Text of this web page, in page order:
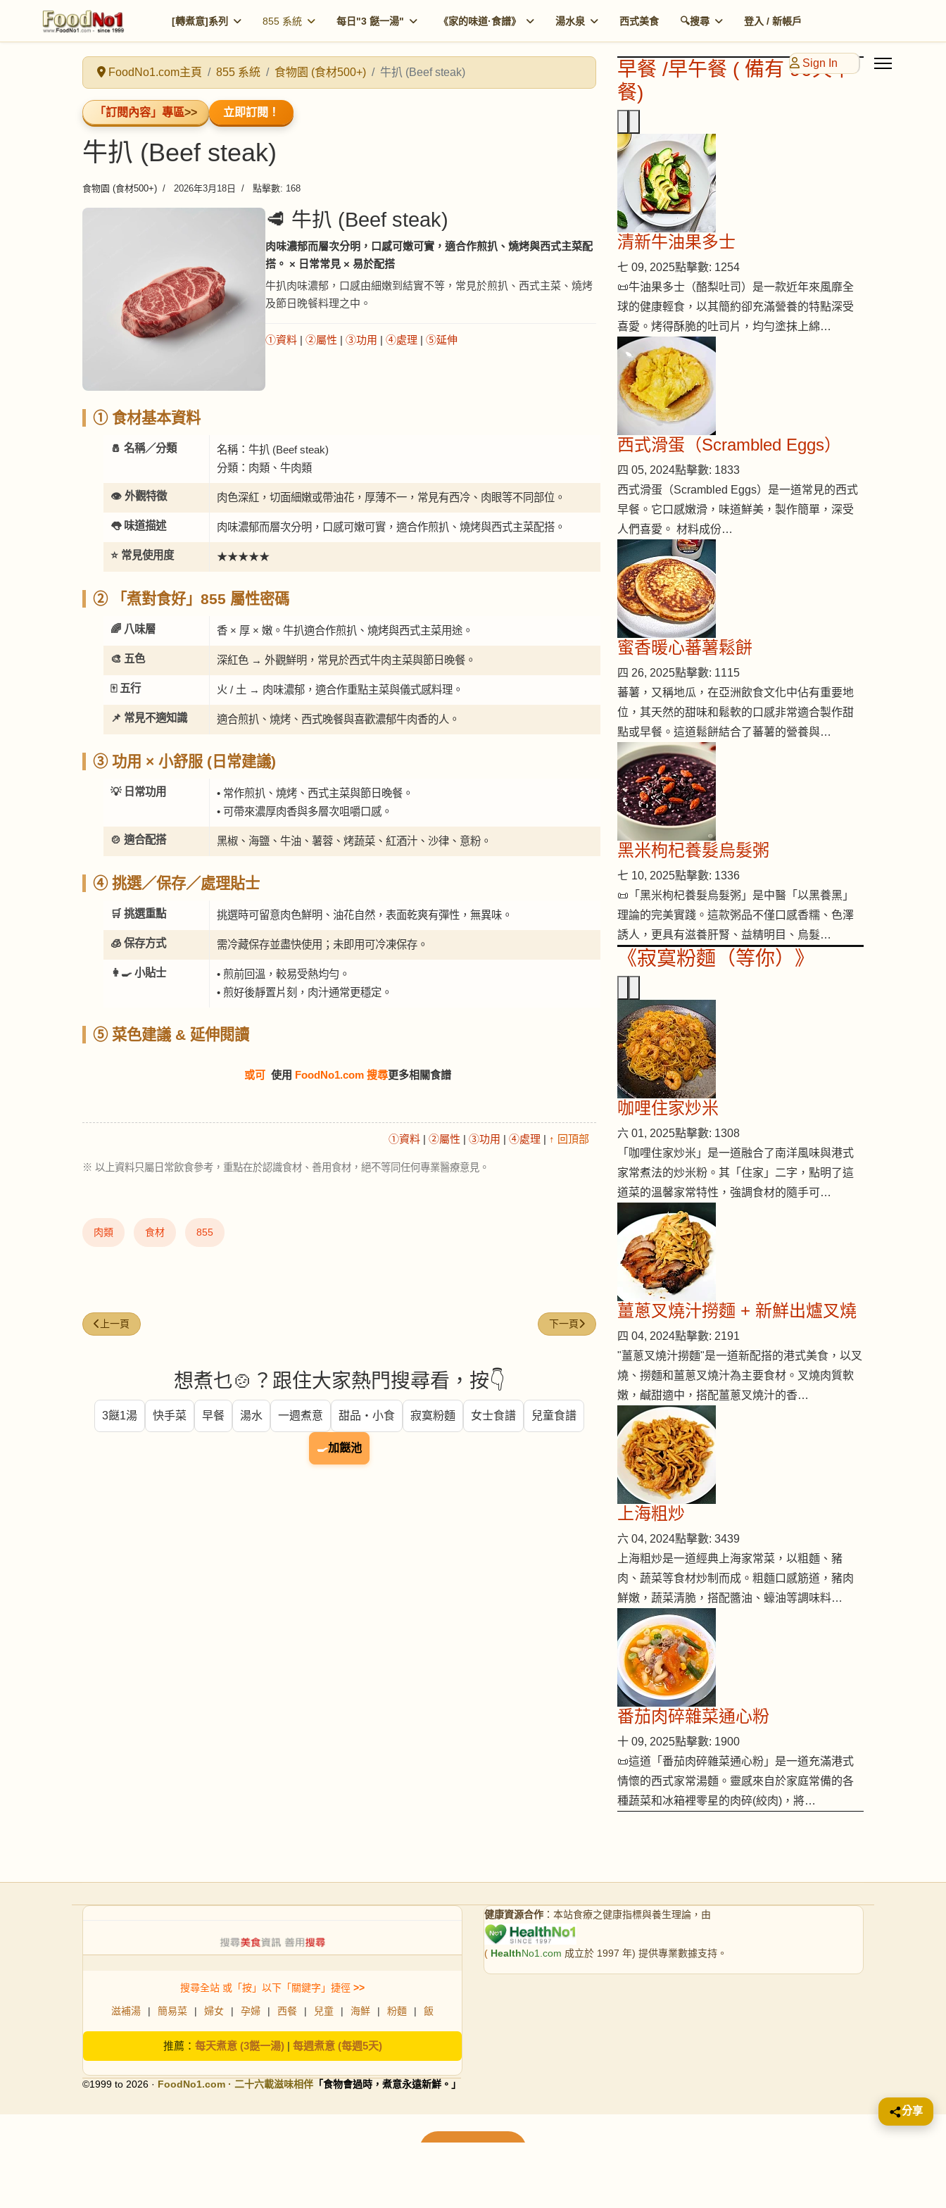
[轉煮意]系列 855 系統 每日"3 餸一湯" 《家的味道·食譜》 湯水泉 西式美食 🔍搜尋 登入 / 新帳戶
Sign In
FoodNo1.com主頁 855 系統 食物園 (食材500+) 牛扒 (Beef steak)
「訂閱內容」專區>> 立即訂閱！
牛扒 (Beef steak)
食物園 (食材500+) 2026年3月18日 點擊數: 168
🥩 牛扒 (Beef steak)
肉味濃郁而層次分明，口感可嫩可實，適合作煎扒、燒烤與西式主菜配
搭。 × 日常常見 × 易於配搭
牛扒肉味濃郁，口感由細嫩到結實不等，常見於煎扒、西式主菜、燒烤
及節日晚餐料理之中。
①資料 | ②屬性 | ③功用 | ④處理 | ⑤延伸
① 食材基本資料
🧂 名稱／分類
名稱：牛扒 (Beef steak)
分類：肉類、牛肉類
👁️ 外觀特徵 肉色深紅，切面細嫩或帶油花，厚薄不一，常見有西冷、肉眼等不同部位。
👅 味道描述 肉味濃郁而層次分明，口感可嫩可實，適合作煎扒、燒烤與西式主菜配搭。
⭐ 常見使用度 ★★★★★
② 「煮對食好」855 屬性密碼
🌈 八味層 香 × 厚 × 嫩。牛扒適合作煎扒、燒烤與西式主菜用途。
🎨 五色 深紅色 → 外觀鮮明，常見於西式牛肉主菜與節日晚餐。
🀄 五行 火 / 土 → 肉味濃郁，適合作重點主菜與儀式感料理。
📌 常見不適知識 適合煎扒、燒烤、西式晚餐與喜歡濃郁牛肉香的人。
③ 功用 × 小舒服 (日常建議)
💡 日常功用
• 常作煎扒、燒烤、西式主菜與節日晚餐。
• 可帶來濃厚肉香與多層次咀嚼口感。
🍲 適合配搭 黑椒、海鹽、牛油、薯蓉、烤蔬菜、紅酒汁、沙律、意粉。
④ 挑選／保存／處理貼士
🛒 挑選重點 挑選時可留意肉色鮮明、油花自然，表面乾爽有彈性，無異味。
🧊 保存方式 需冷藏保存並盡快使用；未即用可冷凍保存。
👩‍🍳 小貼士
• 煎前回溫，較易受熱均勻。
• 煎好後靜置片刻，肉汁通常更穩定。
⑤ 菜色建議 & 延伸閱讀
或可 使用 FoodNo1.com 搜尋更多相關食譜
①資料 | ②屬性 | ③功用 | ④處理 | ↑ 回頂部
※ 以上資料只屬日常飲食參考，重點在於認識食材、善用食材，絕不等同任何專業醫療意見。
肉類 食材 855
上一篇文章: 泰式甜辣醬 (Thai sweet chili sauce)
上一頁 下一篇文章: 明蝦 (prawn)
下一頁
想煮乜🍲？跟住大家熱門搜尋看，按👇
3餸1湯 快手菜 早餐 湯水 一週煮意 甜品・小食 寂寞粉麵 女士食譜 兒童食譜
🍳加餸池
早餐 /早午餐 ( 備有 90天早
餐)
清新牛油果多士
七 09, 2025點擊數: 1254
📜牛油果多士（酪梨吐司）是一款近年來風靡全
球的健康輕食，以其簡約卻充滿營養的特點深受
喜愛。烤得酥脆的吐司片，均勻塗抹上綿…
西式滑蛋（Scrambled Eggs）
四 05, 2024點擊數: 1833
西式滑蛋（Scrambled Eggs）是一道常見的西式
早餐。它口感嫩滑，味道鮮美，製作簡單，深受
人們喜愛。 材料成份…
蜜香暖心蕃薯鬆餅
四 26, 2025點擊數: 1115
蕃薯，又稱地瓜，在亞洲飲食文化中佔有重要地
位，其天然的甜味和鬆軟的口感非常適合製作甜
點或早餐。這道鬆餅結合了蕃薯的營養與…
黑米枸杞養髮烏髮粥
七 10, 2025點擊數: 1336
📜「黑米枸杞養髮烏髮粥」是中醫「以黑養黑」
理論的完美實踐。這款粥品不僅口感香糯、色澤
誘人，更具有滋養肝腎、益精明目、烏髮…
《寂寞粉麵（等你）》
咖哩住家炒米
六 01, 2025點擊數: 1308
「咖哩住家炒米」是一道融合了南洋風味與港式
家常煮法的炒米粉。其「住家」二字，點明了這
道菜的溫馨家常特性，強調食材的隨手可…
薑蔥叉燒汁撈麵 + 新鮮出爐叉燒
四 04, 2024點擊數: 2191
"薑蔥叉燒汁撈麵"是一道新配搭的港式美食，以叉
燒、撈麵和薑蔥叉燒汁為主要食材。叉燒肉質軟
嫩，鹹甜適中，搭配薑蔥叉燒汁的香…
上海粗炒
六 04, 2024點擊數: 3439
上海粗炒是一道經典上海家常菜，以粗麵、豬
肉、蔬菜等食材炒制而成。粗麵口感筋道，豬肉
鮮嫩，蔬菜清脆，搭配醬油、蠔油等調味料…
番茄肉碎雜菜通心粉
十 09, 2025點擊數: 1900
📜這道「番茄肉碎雜菜通心粉」是一道充滿港式
情懷的西式家常湯麵。靈感來自於家庭常備的各
種蔬菜和冰箱裡零星的肉碎(絞肉)，將…
搜尋全站 或「按」以下「關鍵字」捷徑 >>
滋補湯 | 簡易菜 | 婦女 | 孕婦 | 西餐 | 兒童 | 海鮮 | 粉麵 | 飯
推薦： 每天煮意 (3餸一湯)| 每週煮意 (每週5天)
©1999 to 2026 · FoodNo1.com · 二十六載滋味相伴 「食物會過時，煮意永遠新鮮。」
健康資源合作 ：本站食療之健康指標與養生理論，由
( HealthNo1.com 成立於 1997 年) 提供專業數據支持。
分享